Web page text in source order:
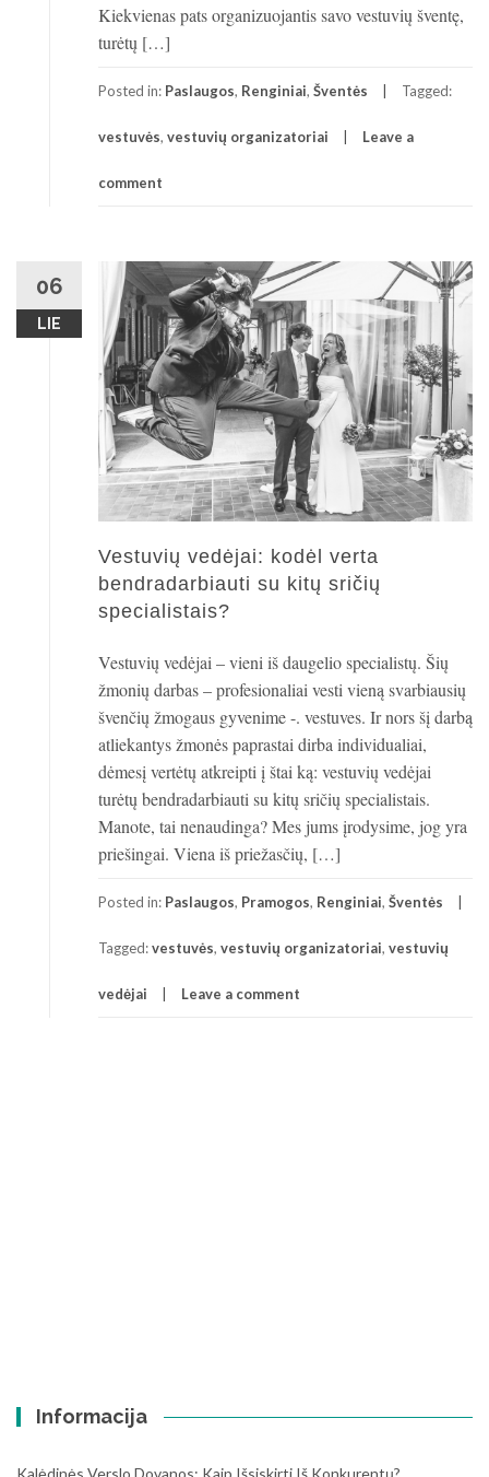
Kiekvienas pats organizuojantis savo vestuvių šventę,
turėtų […]
Posted in: Paslaugos, Renginiai, Šventės Tagged:
vestuvės, vestuvių organizatoriai Leave a
comment
06
LIE
Vestuvių vedėjai: kodėl verta
bendradarbiauti su kitų sričių
specialistais?
Vestuvių vedėjai – vieni iš daugelio specialistų. Šių
žmonių darbas – profesionaliai vesti vieną svarbiausių
švenčių žmogaus gyvenime -. vestuves. Ir nors šį darbą
atliekantys žmonės paprastai dirba individualiai,
dėmesį vertėtų atkreipti į štai ką: vestuvių vedėjai
turėtų bendradarbiauti su kitų sričių specialistais.
Manote, tai nenaudinga? Mes jums įrodysime, jog yra
priešingai. Viena iš priežasčių, […]
Posted in: Paslaugos, Pramogos, Renginiai, Šventės
Tagged:vestuvės, vestuvių organizatoriai, vestuvių
vedėjai Leave a comment
Informacija
Kalėdinės Verslo Dovanos: Kaip Išsiskirti Iš Konkurentų?